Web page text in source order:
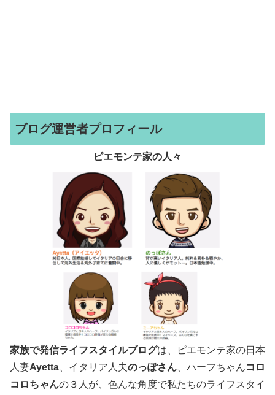
ブログ運営者プロフィール
ピエモンテ家の人々
家族で発信ライフスタイルブログは、ピエモンテ家の日本
人妻Ayetta 、イタリア人夫のっぽさん 、ハーフちゃんコロ
コロちゃんの３人が、色んな角度で私たちのライフスタイ